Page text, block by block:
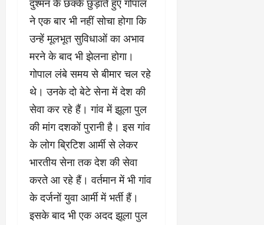
दुश्मन के छक्के छुड़ाते हुए गोपाल
ने एक बार भी नहीं सोचा होगा कि
उन्हें मूलभूत सुविधाओं का अभाव
मरने के बाद भी झेलना होगा।
गोपाल लंबे समय से बीमार चल रहे
थे। उनके दो बेटे सेना में देश की
सेवा कर रहे हैं। गांव में झूला पुल
की मांग दशकों पुरानी है। इस गांव
के लोग ब्रिटिश आर्मी से लेकर
भारतीय सेना तक देश की सेवा
करते आ रहे हैं। वर्तमान में भी गांव
के दर्जनों युवा आर्मी में भर्ती हैं।
इसके बाद भी एक अदद झूला पुल